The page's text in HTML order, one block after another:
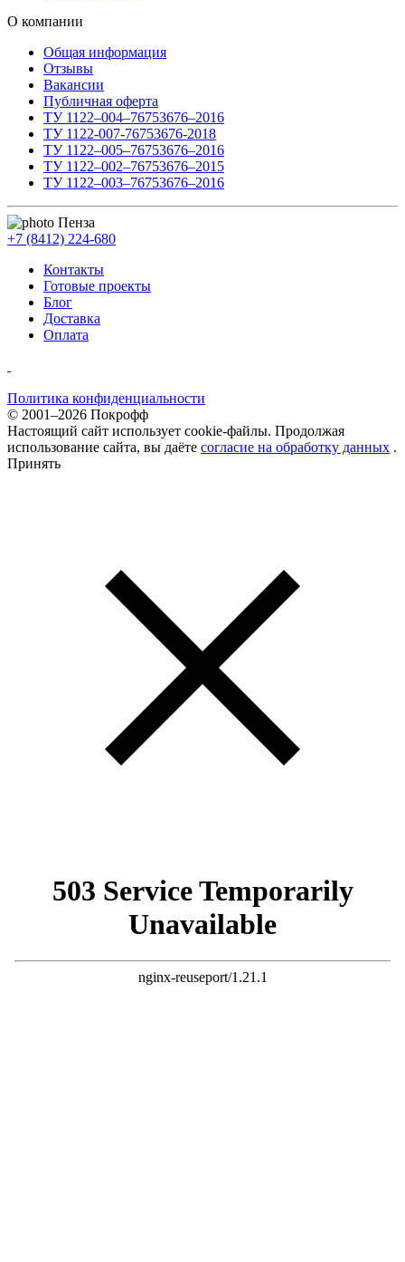
О компании
Общая информация
Отзывы
Вакансии
Публичная оферта
ТУ 1122–004–76753676–2016
ТУ 1122-007-76753676-2018
ТУ 1122–005–76753676–2016
ТУ 1122–002–76753676–2015
ТУ 1122–003–76753676–2016
Пенза
+7 (8412) 224-680
Контакты
Готовые проекты
Блог
Доставка
Оплата
Политика конфиденциальности
© 2001–2026 Покрофф
Настоящий сайт использует cookie-файлы. Продолжая
использование сайта, вы даёте согласие на обработку данных .
Принять